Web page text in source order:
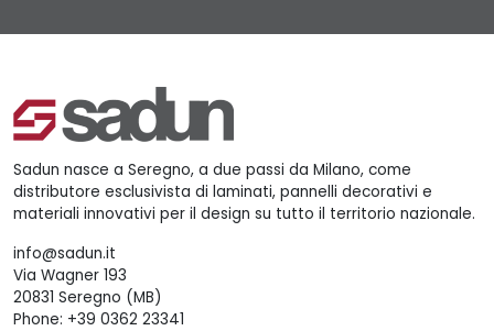
Sadun nasce a Seregno, a due passi da Milano, come
distributore esclusivista di laminati, pannelli decorativi e
materiali innovativi per il design su tutto il territorio nazionale.
info@sadun.it
Via Wagner 193
20831 Seregno (MB)
Phone: +39 0362 23341